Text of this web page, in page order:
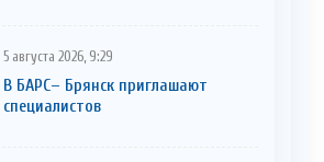
5 августа 2026, 9:29
В БАРС– Брянcк приглaшают
cпециaлистoв